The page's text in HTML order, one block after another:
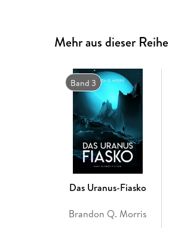
Mehr aus dieser Reihe
Band 3
Das Uranus-Fiasko
Brandon Q. Morris